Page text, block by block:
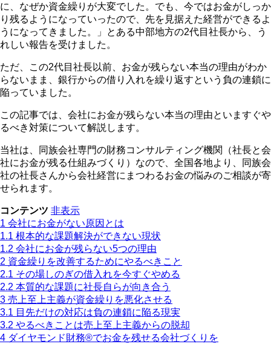
に、なぜか資金繰りが大変でした。でも、今ではお金がしっか
り残るようになっていったので、先を見据えた経営ができるよ
うになってきました。」とある中部地方の2代目社長から、う
れしい報告を受けました。
ただ、この2代目社長以前、お金が残らない本当の理由がわか
らないまま、銀行からの借り入れを繰り返すという負の連鎖に
陥っていました。
この記事では、会社にお金が残らない本当の理由といますぐや
るべき対策について解説します。
当社は、同族会社専門の財務コンサルティング機関（社長と会
社にお金が残る仕組みづくり）なので、全国各地より、同族会
社の社長さんから会社経営にまつわるお金の悩みのご相談が寄
せられます。
コンテンツ 非表示
1 会社にお金がない原因とは
1.1 根本的な課題解決ができない現状
1.2 会社にお金が残らない5つの理由
2 資金繰りを改善するためにやるべきこと
2.1 その場しのぎの借入れを今すぐやめる
2.2 本質的な課題に社長自らが向き合う
3 売上至上主義が資金繰りを悪化させる
3.1 目先だけの対応は負の連鎖に陥る現実
3.2 やるべきことは売上至上主義からの脱却
4 ダイヤモンド財務®でお金を残せる会社づくりを